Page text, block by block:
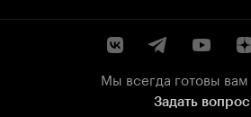
Мы всегда готовы
Задать вопрос